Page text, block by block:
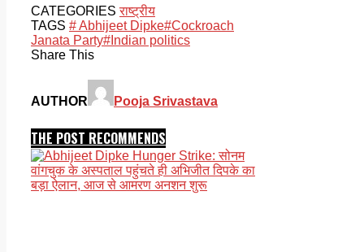
CATEGORIESराष्ट्रीय
TAGS # Abhijeet Dipke#Cockroach
Janata Party#Indian politics
Share This
AUTHOR Pooja Srivastava
THE POST RECOMMENDS